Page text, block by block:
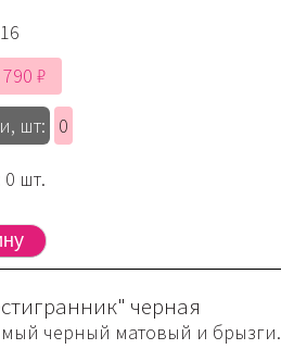
₽
шт:
0
0 шт.
черная
черный матовый и брызги.